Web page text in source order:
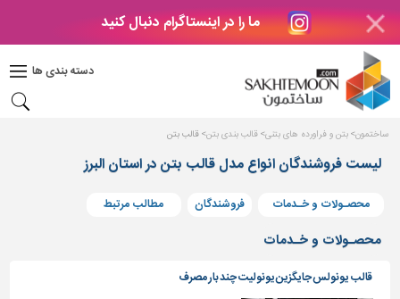
ما را در اینستاگرام دنبال کنید
دسته بندی ها
دکوراسیون
بتن
های
بتنی
و
پنجره
ساختمانی
ساختمون بتن و فراورده های بتنی قالب بندی بتن قالب بتن
لیست فروشندگان انواع مدل قالب بتن در استان البرز
محصـولات و خـدمات فروشندگان مطالب مرتبط
محصـولات و خـدمات
قالب یونولس جایگزین یونولیت چند بار مصرف